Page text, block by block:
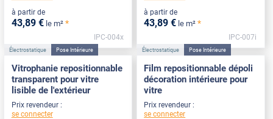
à partir de
43,89 € le m² *
IPC-004x
à partir de
43,89 € le m² *
IPC-007i
Électrostatique Pose Intérieure
Vitrophanie repositionnable
transparent pour vitre
lisible de l'extérieur
Prix revendeur :
se connecter
Électrostatique Pose Intérieure
Film repositionnable dépoli
décoration intérieure pour
vitre
Prix revendeur :
se connecter